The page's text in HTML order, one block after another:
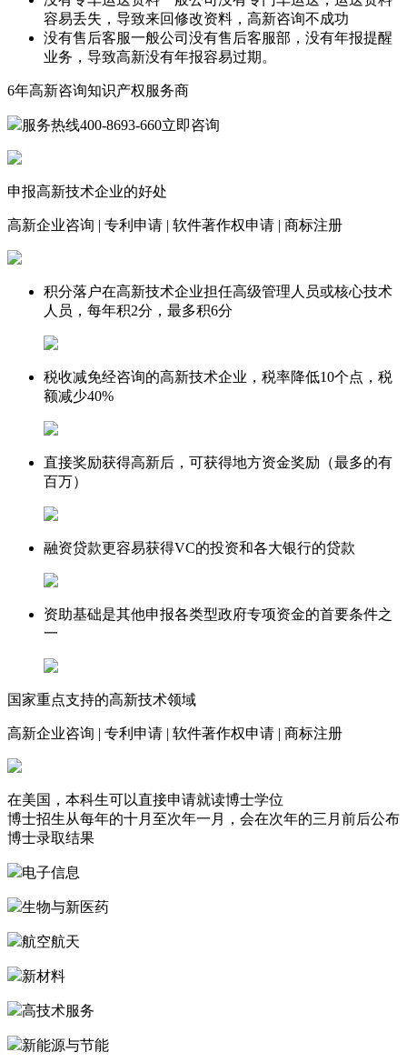
容易丢失，导致来回修改资料，高新咨询不成功
没有售后客服一般公司没有售后客服部，没有年报提醒
业务，导致高新没有年报容易过期。
6年高新咨询知识产权服务商
服务热线400-8693-660立即咨询
申报高新技术企业的好处
高新企业咨询 | 专利申请 | 软件著作权申请 | 商标注册
积分落户在高新技术企业担任高级管理人员或核心技术
人员，每年积2分，最多积6分
税收减免经咨询的高新技术企业，税率降低10个点，税
额减少40%
直接奖励获得高新后，可获得地方资金奖励（最多的有
百万）
融资贷款更容易获得VC的投资和各大银行的贷款
资助基础是其他申报各类型政府专项资金的首要条件之
一
国家重点支持的高新技术领域
高新企业咨询 | 专利申请 | 软件著作权申请 | 商标注册
在美国，本科生可以直接申请就读博士学位
博士招生从每年的十月至次年一月，会在次年的三月前后公布
博士录取结果
电子信息
生物与新医药
航空航天
新材料
高技术服务
新能源与节能